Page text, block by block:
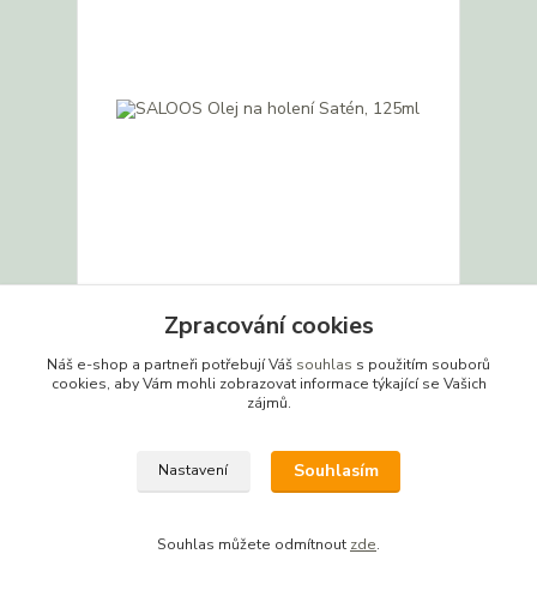
139 CZK/ks
bez DPH
Detail
Zpracování cookies
Náš e-shop a partneři potřebují Váš souhlas s použitím souborů
cookies, aby Vám mohli zobrazovat informace týkající se Vašich
zájmů.
Nastavení Souhlasím
Souhlas můžete odmítnout zde.